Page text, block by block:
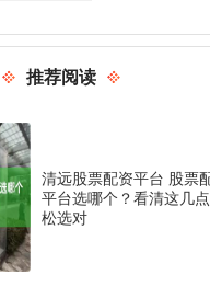
推荐阅读
清远股票配资平台 股票
平台选哪个？看清这几
松选对